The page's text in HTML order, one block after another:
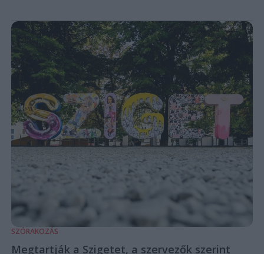
SZÓRAKOZÁS
Megtartják a Szigetet, a szervezők szerint